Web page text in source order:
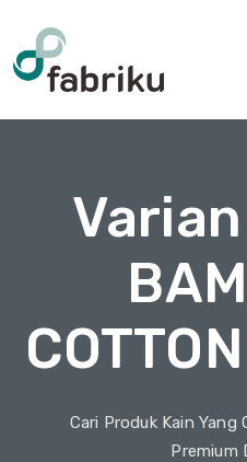
Cari Produk Kain Yang
Premium